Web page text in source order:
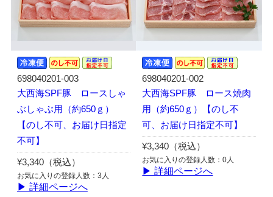
698040201-003
大西海SPF豚 ロースしゃ
ぶしゃぶ用（約650ｇ）
【のし不可、お届け日指定
不可】
¥3,340（税込）
お気に入りの登録人数：3人
▶ 詳細ページへ
698040201-002
大西海SPF豚 ロース焼肉
用（約650ｇ）【のし不
可、お届け日指定不可】
¥3,340（税込）
お気に入りの登録人数：0人
▶ 詳細ページへ